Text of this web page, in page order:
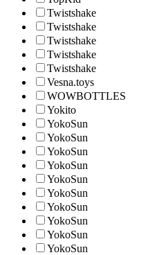
Twistshake
Twistshake
Twistshake
Twistshake
Twistshake
Vesna.toys
WOWBOTTLES
Yokito
YokoSun
YokoSun
YokoSun
YokoSun
YokoSun
YokoSun
YokoSun
YokoSun
YokoSun
YokoSun